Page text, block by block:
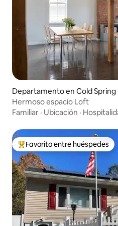
Departamento en Cold Spring
Hermoso espacio Loft
Familiar · Ubicación ·
De los mejores en Favorito
Favorito entre huéspedes